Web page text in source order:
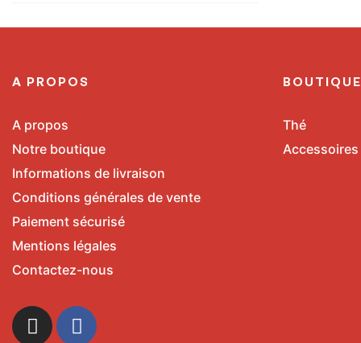
A PROPOS
A propos
Notre boutique
Informations de livraison
Conditions générales de vente
Paiement sécurisé
Mentions légales
Contactez-nous
BOUTIQUE
Thé
Accessoires